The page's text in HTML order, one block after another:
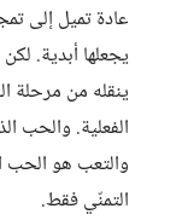
عادة تميل إلى
يجعلها أبدية.
ينقله من مرحلة
الفعلية. والحب
والتعب هو الحب
التمنّي فقط.